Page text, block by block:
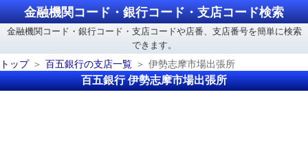
金融機関コード・銀行コード・支店コード検索
金融機関コード・銀行コード・支店コードや店番、支店番号を簡単に検索
できます。
トップ
百五銀行の支店一覧 伊勢志摩市場出張所
百五銀行 伊勢志摩市場出張所